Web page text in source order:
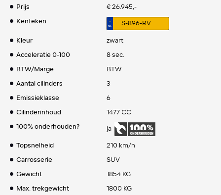
Prijs
€ 26.945,-
Kenteken
S-896-RV
Kleur
zwart
Acceleratie 0-100
8 sec.
BTW/Marge
BTW
Aantal cilinders
3
Emissieklasse
6
Cilinderinhoud
1477 CC
100% onderhouden?
ja
Topsnelheid
210 km/h
Carrosserie
SUV
Gewicht
1854 KG
Max. trekgewicht
1800 KG